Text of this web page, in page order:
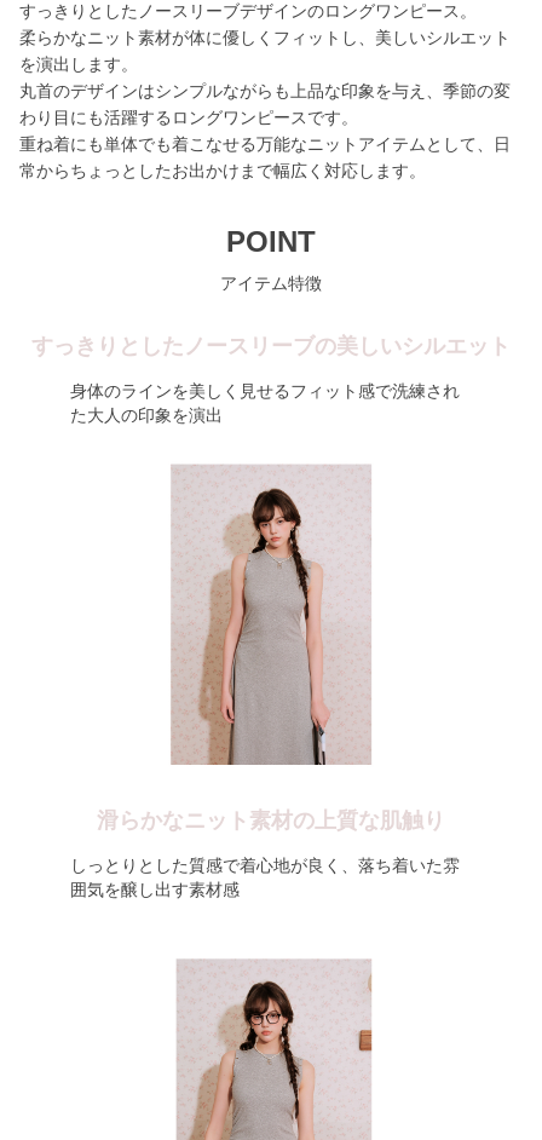
すっきりとしたノースリーブデザインのロングワンピース。
柔らかなニット素材が体に優しくフィットし、美しいシルエット
を演出します。
丸首のデザインはシンプルながらも上品な印象を与え、季節の変
わり目にも活躍するロングワンピースです。
重ね着にも単体でも着こなせる万能なニットアイテムとして、日
常からちょっとしたお出かけまで幅広く対応します。
POINT
アイテム特徴
すっきりとしたノースリーブの美しいシルエット
身体のラインを美しく見せるフィット感で洗練され
た大人の印象を演出
滑らかなニット素材の上質な肌触り
しっとりとした質感で着心地が良く、落ち着いた雰
囲気を醸し出す素材感